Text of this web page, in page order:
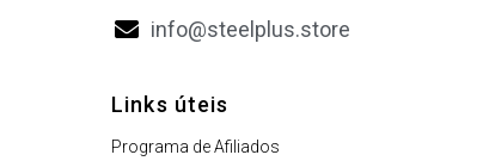
info@steelplus.store
Links úteis
Programa de Afiliados